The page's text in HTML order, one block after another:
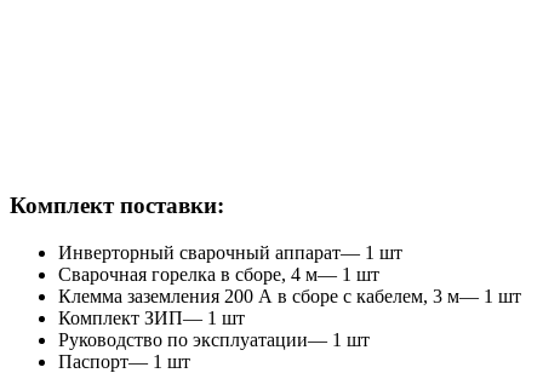
Комплект поставки:
Инверторный сварочный аппарат— 1 шт
Сварочная горелка в сборе, 4 м— 1 шт
Клемма заземления 200 А в сборе с кабелем, 3 м— 1 шт
Комплект ЗИП— 1 шт
Руководство по эксплуатации— 1 шт
Паспорт— 1 шт